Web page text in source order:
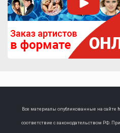
Все материалы опубликованные на сайте
соответствие с законодательством РФ.